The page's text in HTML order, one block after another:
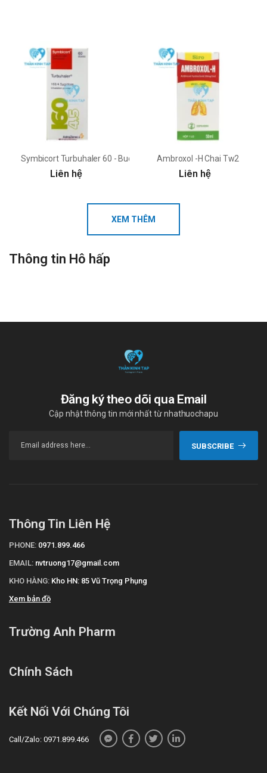
Symbicort Turbuhaler 60 - Budesonide 80mcg + Formoterol
Liên hệ
Ambroxol -H Chai Tw2
Liên hệ
XEM THÊM
Thông tin Hô hấp
Đăng ký theo dõi qua Email
Cập nhật thông tin mới nhất từ nhathuochapu
SUBSCRIBE
Thông Tin Liên Hệ
PHONE: 0971.899.466
EMAIL: nvtruong17@gmail.com
KHO HÀNG: Kho HN: 85 Vũ Trọng Phụng
Xem bản đồ
Trường Anh Pharm
Chính Sách
Kết Nối Với Chúng Tôi
Call/Zalo: 0971.899.466